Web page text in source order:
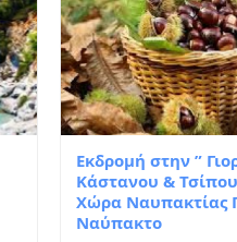
Εκδρομή στην ”
Κάστανου &
Χώρα Ναυπακτίας
Ναύπακτο